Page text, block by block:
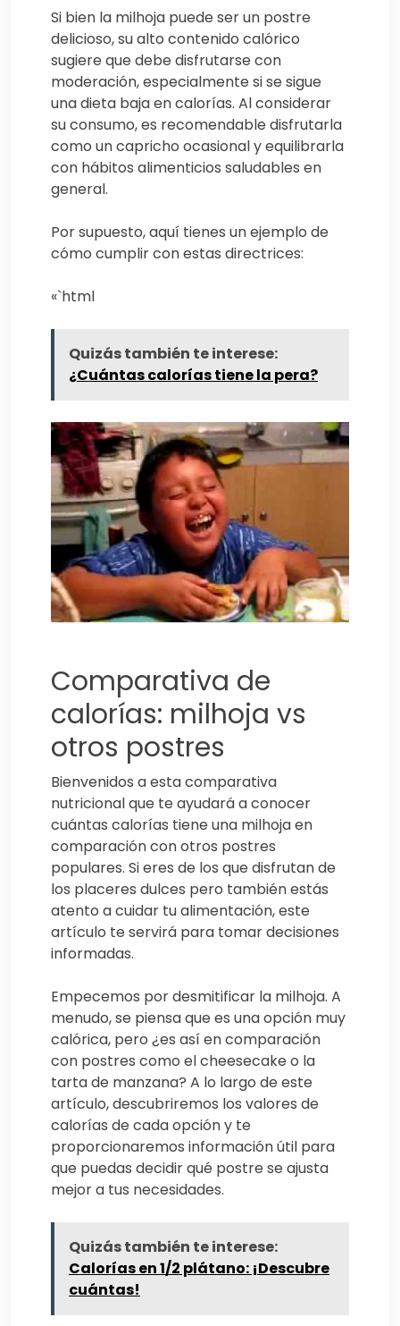
Si bien la milhoja puede ser un postre
delicioso, su alto contenido calórico
sugiere que debe disfrutarse con
moderación, especialmente si se sigue
una dieta baja en calorías. Al considerar
su consumo, es recomendable disfrutarla
como un capricho ocasional y equilibrarla
con hábitos alimenticios saludables en
general.
Por supuesto, aquí tienes un ejemplo de
cómo cumplir con estas directrices:
«`html
Quizás también te interese:
¿Cuántas calorías tiene la pera?
Comparativa de
calorías: milhoja vs
otros postres
Bienvenidos a esta comparativa
nutricional que te ayudará a conocer
cuántas calorías tiene una milhoja en
comparación con otros postres
populares. Si eres de los que disfrutan de
los placeres dulces pero también estás
atento a cuidar tu alimentación, este
artículo te servirá para tomar decisiones
informadas.
Empecemos por desmitificar la milhoja. A
menudo, se piensa que es una opción muy
calórica, pero ¿es así en comparación
con postres como el cheesecake o la
tarta de manzana? A lo largo de este
artículo, descubriremos los valores de
calorías de cada opción y te
proporcionaremos información útil para
que puedas decidir qué postre se ajusta
mejor a tus necesidades.
Quizás también te interese:
Calorías en 1/2 plátano: ¡Descubre
cuántas!